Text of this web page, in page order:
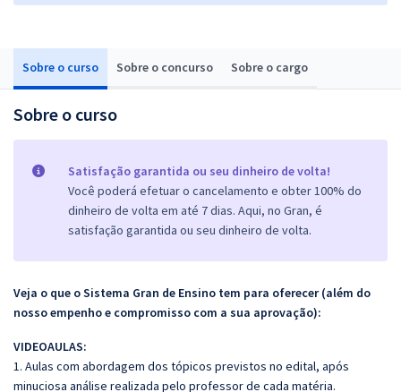
Sobre o curso Sobre o concurso Sobre o cargo
Sobre o curso
Satisfação garantida ou seu dinheiro de volta!
Você poderá efetuar o cancelamento e obter 100% do
dinheiro de volta em até 7 dias. Aqui, no Gran, é
satisfação garantida ou seu dinheiro de volta.
Veja o que o Sistema Gran de Ensino tem para oferecer (além do
nosso empenho e compromisso com a sua aprovação):
VIDEOAULAS:
1. Aulas com abordagem dos tópicos previstos no edital, após
minuciosa análise realizada pelo professor de cada matéria.